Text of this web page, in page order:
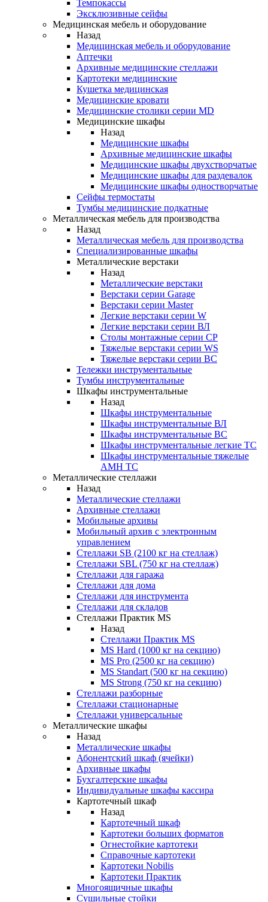
Темпокассы
Эксклюзивные сейфы
Медицинская мебель и оборудование
Назад
Медицинская мебель и оборудование
Аптечки
Архивные медицинские стеллажи
Картотеки медицинские
Кушетка медицинская
Медицинские кровати
Медицинские столики серии MD
Медицинские шкафы
Назад
Медицинские шкафы
Архивные медицинские шкафы
Медицинские шкафы двухстворчатые
Медицинские шкафы для раздевалок
Медицинские шкафы одностворчатые
Сейфы термостаты
Тумбы медицинские подкатные
Металлическая мебель для производства
Назад
Металлическая мебель для производства
Cпециализированные шкафы
Металлические верстаки
Назад
Металлические верстаки
Верстаки серии Garage
Верстаки серии Master
Легкие верстаки серии W
Легкие верстаки серии ВЛ
Столы монтажные серии СР
Тяжелые верстаки серии WS
Тяжелые верстаки серии ВС
Тележки инструментальные
Тумбы инструментальные
Шкафы инструментальные
Назад
Шкафы инструментальные
Шкафы инструментальные ВЛ
Шкафы инструментальные ВС
Шкафы инструментальные легкие ТС
Шкафы инструментальные тяжелые
AMH TC
Металлические стеллажи
Назад
Металлические стеллажи
Архивные стеллажи
Мобильные архивы
Мобильный архив с электронным
управлением
Стеллажи SB (2100 кг на стеллаж)
Стеллажи SBL (750 кг на стеллаж)
Стеллажи для гаража
Стеллажи для дома
Стеллажи для инструмента
Стеллажи для складов
Стеллажи Практик MS
Назад
Стеллажи Практик MS
MS Hard (1000 кг на секцию)
MS Pro (2500 кг на секцию)
MS Standart (500 кг на секцию)
MS Strong (750 кг на секцию)
Стеллажи разборные
Стеллажи стационарные
Стеллажи универсальные
Металлические шкафы
Назад
Металлические шкафы
Абонентский шкаф (ячейки)
Архивные шкафы
Бухгалтерские шкафы
Индивидуальные шкафы кассира
Картотечный шкаф
Назад
Картотечный шкаф
Картотеки больших форматов
Огнестойкие картотеки
Справочные картотеки
Картотеки Nobilis
Картотеки Практик
Многоящичные шкафы
Сушильные стойки